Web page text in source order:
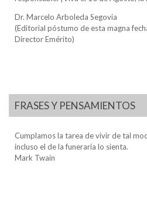
Dr. Marcelo Arboleda Segovia
(Editorial póstumo de esta magna
Director Emérito)
FRASES Y PENSAMIENTOS
Cumplamos la tarea de vivir de tal
incluso el de la funeraria lo sienta.
Mark Twain